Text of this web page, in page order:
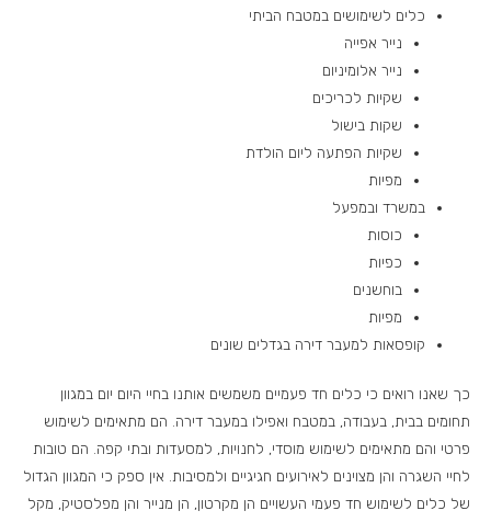
כלים לשימושים במטבח הביתי
נייר אפייה
נייר אלומיניום
שקיות לכריכים
שקות בישול
שקיות הפתעה ליום הולדת
מפיות
במשרד ובמפעל
כוסות
כפיות
בוחשנים
מפיות
קופסאות למעבר דירה בגדלים שונים
כך שאנו רואים כי כלים חד פעמיים משמשים אותנו בחיי היום יום במגוון
תחומים בבית, בעבודה, במטבח ואפילו במעבר דירה. הם מתאימים לשימוש
פרטי והם מתאימים לשימוש מוסדי, לחנויות, למסעדות ובתי קפה. הם טובות
לחיי השגרה והן מצוינים לאירועים חגיגיים ולמסיבות. אין ספק כי המגוון הגדול
של כלים לשימוש חד פעמי העשויים הן מקרטון, הן מנייר והן מפלסטיק, מקל